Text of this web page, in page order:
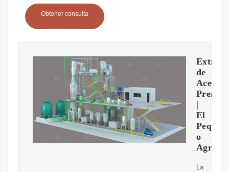
Obtener consulta
de
Aceite:
|
El
Peque?
o
La